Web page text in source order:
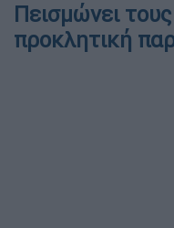
Πεισμώνει
προκλητική